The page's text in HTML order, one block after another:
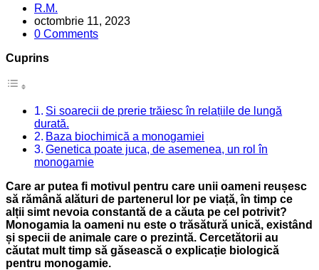
Posted
by
R.M.
octombrie 11, 2023
0 Comments
Cuprins
Si soarecii de prerie trăiesc în relațiile de lungă
durată.
Baza biochimică a monogamiei
Genetica poate juca, de asemenea, un rol în
monogamie
Care ar putea fi motivul pentru care unii oameni reușesc
să rămână alături de partenerul lor pe viață, în timp ce
alții simt nevoia constantă de a căuta pe cel potrivit?
Monogamia la oameni nu este o trăsătură unică, existând
și specii de animale care o prezintă. Cercetătorii au
căutat mult timp să găsească o explicație biologică
pentru monogamie.